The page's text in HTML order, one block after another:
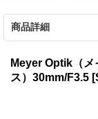
商品詳細
Meyer Optik（
ス）30mm/F3.5